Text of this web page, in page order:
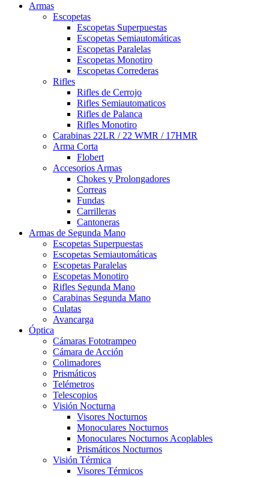
Armas
Escopetas
Escopetas Superpuestas
Escopetas Semiautomáticas
Escopetas Paralelas
Escopetas Monotiro
Escopetas Correderas
Rifles
Rifles de Cerrojo
Rifles Semiautomaticos
Rifles de Palanca
Rifles Monotiro
Carabinas 22LR / 22 WMR / 17HMR
Arma Corta
Flobert
Accesorios Armas
Chokes y Prolongadores
Correas
Fundas
Carrilleras
Cantoneras
Armas de Segunda Mano
Escopetas Superpuestas
Escopetas Semiautomáticas
Escopetas Paralelas
Escopetas Monotiro
Rifles Segunda Mano
Carabinas Segunda Mano
Culatas
Avancarga
Óptica
Cámaras Fototrampeo
Cámara de Acción
Colimadores
Prismáticos
Telémetros
Telescopios
Visión Nocturna
Visores Nocturnos
Monoculares Nocturnos
Monoculares Nocturnos Acoplables
Prismáticos Nocturnos
Visión Térmica
Visores Térmicos